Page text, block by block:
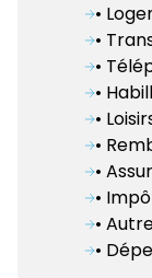
•
•
•
•
•
•
•
•
•
•